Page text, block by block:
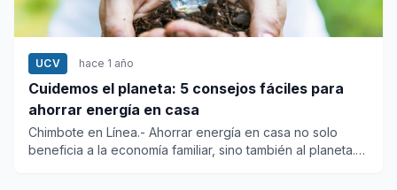
UCV hace 1 año
Cuidemos el planeta: 5 consejos fáciles para
ahorrar energía en casa
Chimbote en Línea.- Ahorrar energía en casa no solo
beneficia a la economía familiar, sino también al planeta.